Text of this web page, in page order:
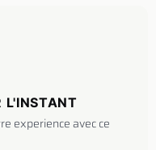
L'INSTANT
experience avec ce